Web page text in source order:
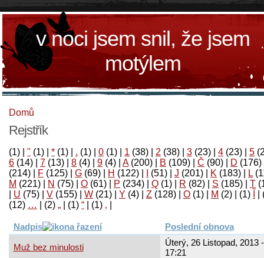
v noci jsem snil, že jsem
motýlem
Domů
Rejstřík
(1) " (1) * (1) . (1) 0 (1) 1 (38) 2 (38) 3 (23) 4 (23) 5
6 (14) 7 (13) 8 (4) 9 (4) A(200) B (109) Č (90) D (176)
(214)
F (125) G (69) H (122) (51) J (201) K (183) L
M (221) N (75) O (61) P (234) Q (1) R (82) S (185) T
U (75) V (155) W (21) Y (4) Z (128) Ο (1) М (2)
(1)
‚
(1)
“
(1)
„
(2)
…
(12)
Nadpis Poslední obnova
Muž bez minulosti
Úterý, 26 Listopad, 2013 -
17:21